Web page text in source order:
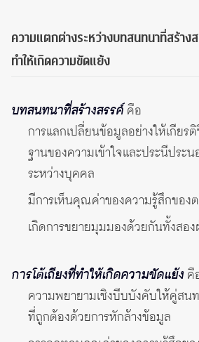
ความแตกต่างระหว่างบทสนทนาที่สร้าง
ทำให้เกิดความขัดแย้ง
บทสนทนาที่สร้างสรรค์คือ
การแลกเปลี่ยนข้อมูลอย่างให้เกีย
ฐานของความเข้าใจและประนีประ
ระหว่างบุคคล
มีการเห็นคุณค่าของความรู้สึกของ
เกิดการขยายมุมมองด้วยกันทั้งสอง
การโต้เถียงที่ทำให้เกิดความขัดแย้งคื
ความพยายามเชิงบีบบังคับให้คู่สนท
ที่ถูกต้องด้วยการหักล้างข้อมูล